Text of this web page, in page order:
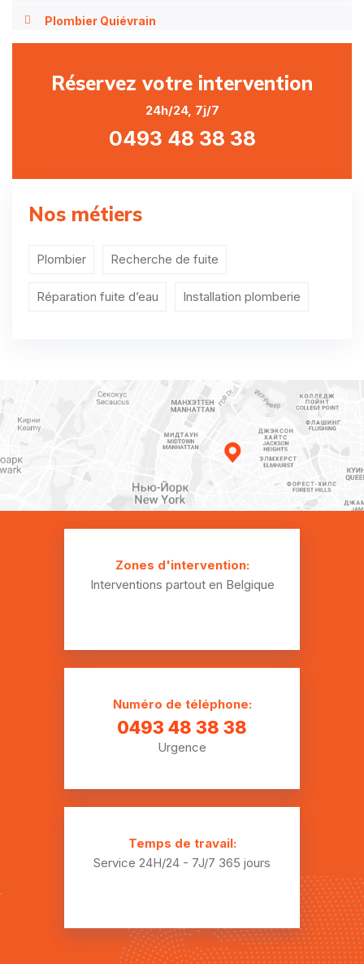
Plombier Quiévrain
Plombier Angre
Plombier Audregnies
Plombier Aulnois
Plombier Bougnies
Plombier Ciply
Plombier Dour
Plombier Erbaut
Plombier Erquennes
Plombier Fayt-le-Franc
Plombier Ghlin
Réservez votre intervention
24h/24, 7j/7
0493 48 38 38
Nos métiers
Plombier Recherche de fuite
Réparation fuite d’eau Installation plomberie
Zones d'intervention:
Interventions partout en Belgique
Numéro de téléphone:
0493 48 38 38
Urgence
Temps de travail:
Service 24H/24 - 7J/7 365 jours